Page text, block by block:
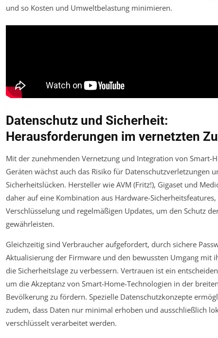
und so Kosten und Umweltbelastung minimieren.
Datenschutz und Sicherheit:
Herausforderungen im vernetzten
Mit der zunehmenden Vernetzung und Integration von Smart-
Geräten wächst auch das Risiko für Datenschutzverletzungen
Sicherheitslücken. Hersteller wie AVM (Fritz!), Gigaset und
daher auf eine Kombination aus Hardware-
Verschlüsselung und regelmäßigen Updates, um den Schutz
gewährleisten.
Gleichzeitig sind Verbraucher aufgefordert, durch sichere
Aktualisierung der Firmware und den bewussten Umgang mit
die Sicherheitslage zu verbessern. Vertrauen ist ein
um die Akzeptanz von Smart-Home-Technologien in der
Bevölkerung zu fördern. Spezielle Datenschutzkonzepte
zudem, dass Daten nur minimal erhoben und ausschließlich
verschlüsselt verarbeitet werden.